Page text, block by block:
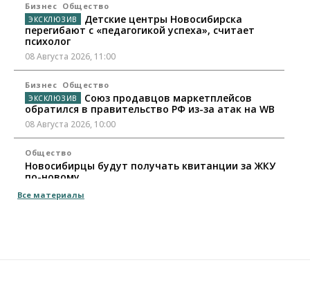
Бизнес Общество
Детские центры Новосибирска
перегибают с «педагогикой успеха», считает
психолог
08 Августа 2026, 11:00
Бизнес Общество
Союз продавцов маркетплейсов
обратился в правительство РФ из-за атак на WB
08 Августа 2026, 10:00
Общество
Новосибирцы будут получать квитанции за ЖКУ
по-новому
08 Августа 2026, 09:00
Все материалы